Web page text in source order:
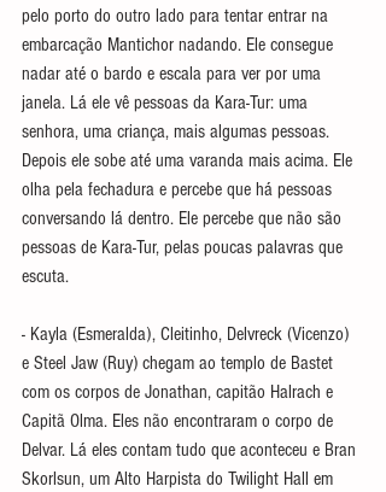
pelo porto do outro lado para tentar entrar na
embarcação Mantichor nadando. Ele consegue
nadar até o bardo e escala para ver por uma
janela. Lá ele vê pessoas da Kara-Tur: uma
senhora, uma criança, mais algumas pessoas.
Depois ele sobe até uma varanda mais acima. Ele
olha pela fechadura e percebe que há pessoas
conversando lá dentro. Ele percebe que não são
pessoas de Kara-Tur, pelas poucas palavras que
escuta.
- Kayla (Esmeralda), Cleitinho, Delvreck (Vicenzo)
e Steel Jaw (Ruy) chegam ao templo de Bastet
com os corpos de Jonathan, capitão Halrach e
Capitã Olma. Eles não encontraram o corpo de
Delvar. Lá eles contam tudo que aconteceu e Bran
Skorlsun, um Alto Harpista do Twilight Hall em